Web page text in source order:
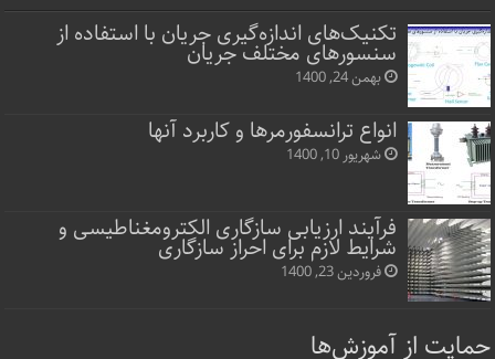
تکنیک‌های اندازه‌گیری جریان با استفاده از
سنسورهای مختلف جریان
بهمن 24, 1400
انواع ترانسفورمرها و کاربرد آنها
شهریور 10, 1400
فرآیند ارزیابی سازگاری الکترومغناطیسی و
شرایط لازم برای احراز سازگاری
فروردین 23, 1400
حمایت از آموزش‌ها